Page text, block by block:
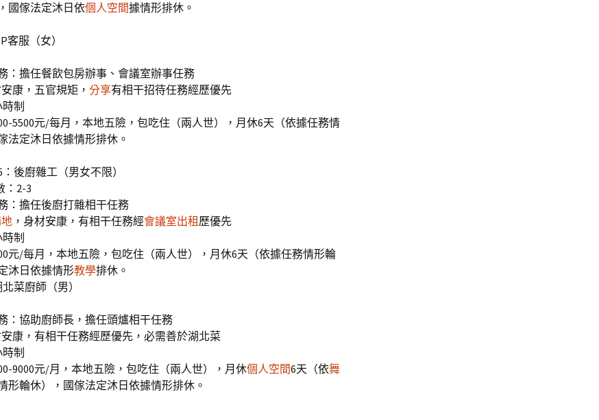
國傢法定沐日依個人空間據情形排休。
客服（女）
：擔任餐飲包房辦事、會議室辦事任務
康，五官規矩， 分享有相干招待任務經歷優先
制
5500元/每月，本地五險，包吃住（兩人世），月休6天（依據任務情
法定沐日依據情形排休。
後廚雜工（男女不限）
：2-3
：擔任後廚打雜相干任務
，身材安康，有相干任務經會議室出租 歷優先
制
元/每月，本地五險，包吃住（兩人世），月休6天（依據任務情形輪
沐日依據情形教學排休。
菜廚師（男）
：協助廚師長，擔任頭爐相干任務
康，有相干任務經歷優先，必需善於湖北菜
制
9000元/月，本地五險，包吃住（兩人世），月休個人空間6天（依舞
形輪休），國傢法定沐日依據情形排休。